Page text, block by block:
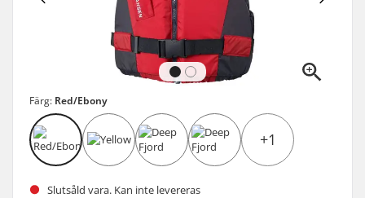
Färg: Red/Ebony
+1
Slutsåld vara. Kan inte levereras